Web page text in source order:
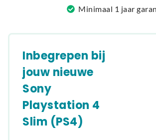
Minimaal 1 jaar
Inbegrepen bij
jouw nieuwe
Sony
Playstation 4
Slim (PS4)